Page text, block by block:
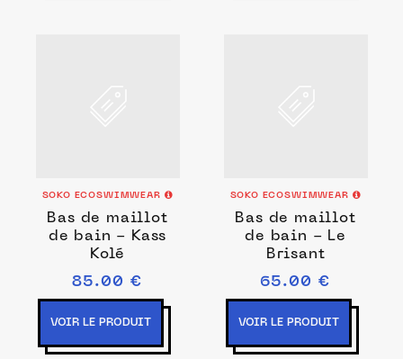
SOKO ECOSWIMWEAR
Bas de maillot
de bain - Kass
Kolé
85.00 €
VOIR LE PRODUIT
SOKO ECOSWIMWEAR
Bas de maillot
de bain - Le
Brisant
65.00 €
VOIR LE PRODUIT